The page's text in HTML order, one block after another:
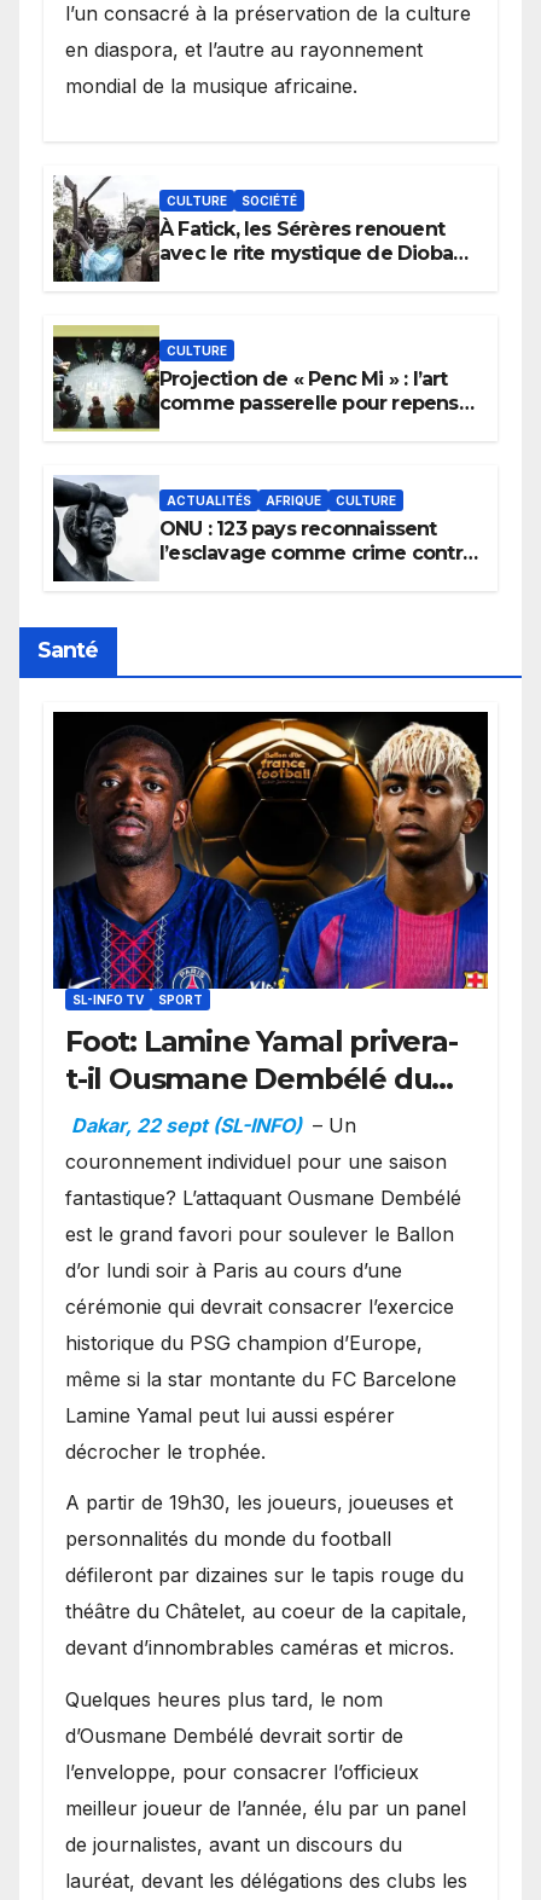
l’un consacré à la préservation de la culture
en diaspora, et l’autre au rayonnement
mondial de la musique africaine.
CULTURE SOCIÉTÉ
À Fatick, les Sérères renouent
avec le rite mystique de Diobaye
CULTURE
Projection de « Penc Mi » : l’art
comme passerelle pour repenser
ACTUALITÉS AFRIQUE CULTURE
ONU : 123 pays reconnaissent
l’esclavage comme crime contre
Santé
SL-INFO TV SPORT
Foot: Lamine Yamal privera-
t-il Ousmane Dembélé du
Ballon d’or ?
Dakar, 22 sept (SL-INFO) – Un
couronnement individuel pour une saison
fantastique? L’attaquant Ousmane Dembélé
est le grand favori pour soulever le Ballon
d’or lundi soir à Paris au cours d’une
cérémonie qui devrait consacrer l’exercice
historique du PSG champion d’Europe,
même si la star montante du FC Barcelone
Lamine Yamal peut lui aussi espérer
décrocher le trophée.
A partir de 19h30, les joueurs, joueuses et
personnalités du monde du football
défileront par dizaines sur le tapis rouge du
théâtre du Châtelet, au coeur de la capitale,
devant d’innombrables caméras et micros.
Quelques heures plus tard, le nom
d’Ousmane Dembélé devrait sortir de
l’enveloppe, pour consacrer l’officieux
meilleur joueur de l’année, élu par un panel
de journalistes, avant un discours du
lauréat, devant les délégations des clubs les